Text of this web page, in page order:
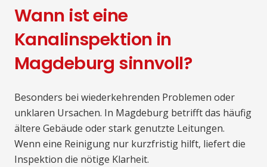
Wann ist eine
Kanalinspektion in
Magdeburg sinnvoll?
Besonders bei wiederkehrenden Problemen oder
unklaren Ursachen. In Magdeburg betrifft das häufig
ältere Gebäude oder stark genutzte Leitungen.
Wenn eine Reinigung nur kurzfristig hilft, liefert die
Inspektion die nötige Klarheit.